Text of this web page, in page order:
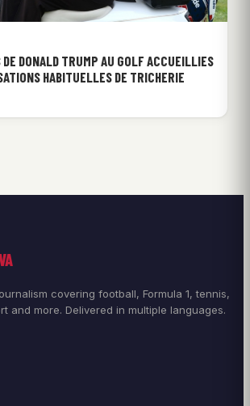
DONALD TRUMP AU GOLF ACCUEILLIES
HABITUELLES DE TRICHERIE
covering football, Formula 1, tennis,
and more. Delivered in multiple languages.